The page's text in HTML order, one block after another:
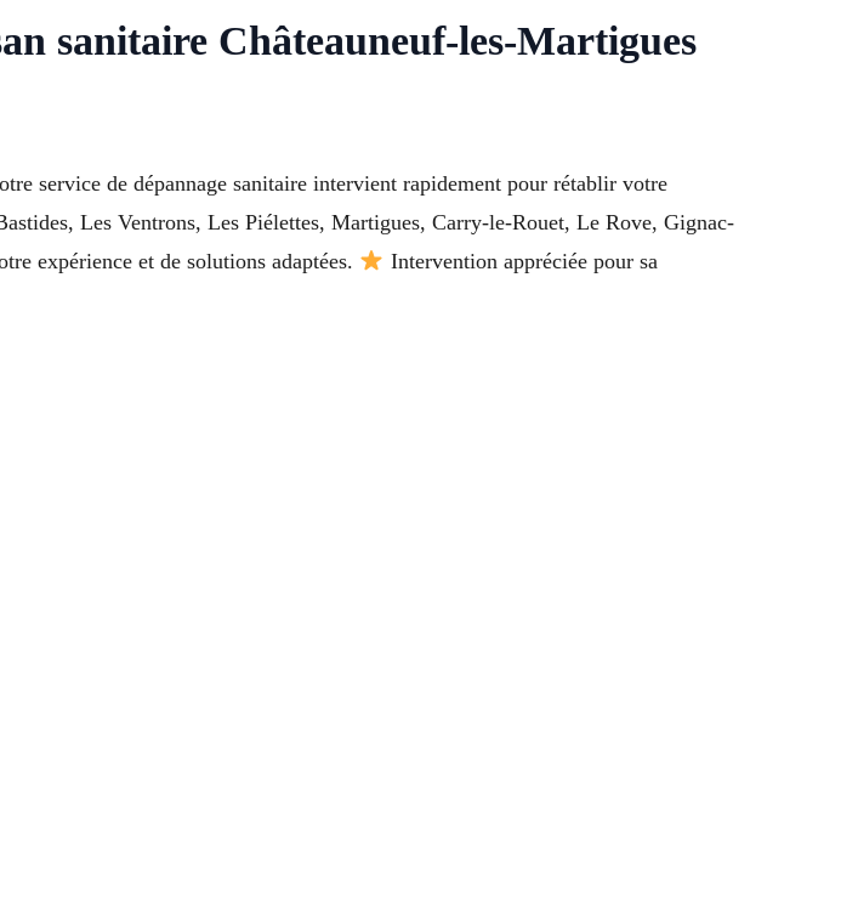
sanitaire Châteauneuf-les-Martigues
service de dépannage sanitaire intervient rapidement pour rétablir votre
Les Ventrons, Les Piélettes, Martigues, Carry-le-Rouet, Le Rove, Gignac-
expérience et de solutions adaptées.
Intervention appréciée pour sa